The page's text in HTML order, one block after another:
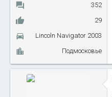
352
29
Lincoln Navigator 2003
Подмосковье